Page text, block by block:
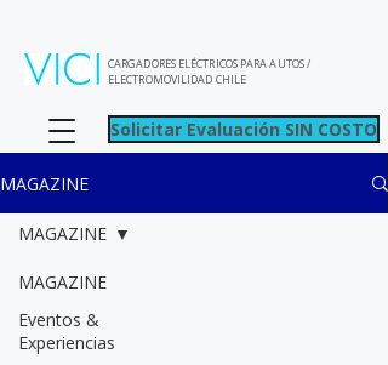
Solicitar Evaluación SIN COSTO
CARGADORES ELÉCTRICOS PARA AUTOS /
ELECTROMOVILIDAD CHILE
MAGAZINE
MAGAZINE
Eventos &
Experiencias
MAGAZINE